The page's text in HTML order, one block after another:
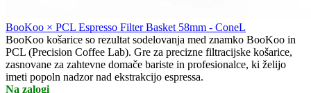
BooKoo × PCL Espresso Filter Basket 58mm - ConeL
BooKoo košarice so rezultat sodelovanja med znamko BooKoo in
PCL (Precision Coffee Lab). Gre za precizne filtracijske košarice,
zasnovane za zahtevne domače bariste in profesionalce, ki želijo
imeti popoln nadzor nad ekstrakcijo espressa.
Na zalogi